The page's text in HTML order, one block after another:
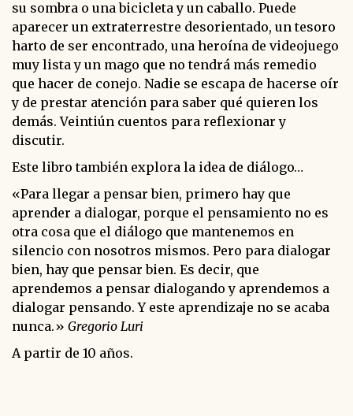
su sombra o una bicicleta y un caballo. Puede
aparecer un extraterrestre desorientado, un tesoro
harto de ser encontrado, una heroína de videojuego
muy lista y un mago que no tendrá más remedio
que hacer de conejo. Nadie se escapa de hacerse oír
y de prestar atención para saber qué quieren los
demás. Veintiún cuentos para reflexionar y
discutir.
Este libro también explora la idea de diálogo…
«Para llegar a pensar bien, primero hay que
aprender a dialogar, porque el pensamiento no es
otra cosa que el diálogo que mantenemos en
silencio con nosotros mismos. Pero para dialogar
bien, hay que pensar bien. Es decir, que
aprendemos a pensar dialogando y aprendemos a
dialogar pensando. Y este aprendizaje no se acaba
nunca.» Gregorio Luri
A partir de 10 años.